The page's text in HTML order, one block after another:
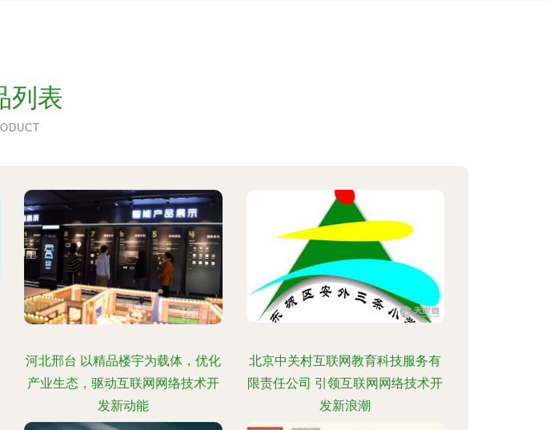
列表
河北邢台 以精品楼宇为载体，优化
产业生态，驱动互联网网络技术开
发新动能
北京中关村互联网教育科技服务有
限责任公司 引领互联网网络技术开
发新浪潮